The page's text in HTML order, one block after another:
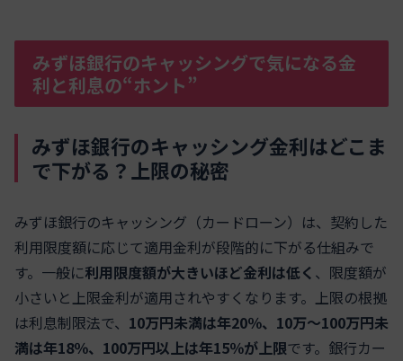
みずほ銀行のキャッシングで気になる金
利と利息の“ホント”
みずほ銀行のキャッシング金利はどこま
で下がる？上限の秘密
みずほ銀行のキャッシング（カードローン）は、契約した
利用限度額に応じて適用金利が段階的に下がる仕組みで
す。一般に利用限度額が大きいほど金利は低く 、限度額が
小さいと上限金利が適用されやすくなります。上限の根拠
は利息制限法で、 10万円未満は年20％、10万～100万円未
満は年18％、100万円以上は年15％が上限です。銀行カー